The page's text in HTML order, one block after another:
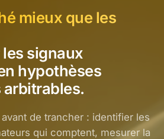
une démo →
mieux que les
signaux
hypothèses
de trancher : identifier les
qui comptent, mesurer la